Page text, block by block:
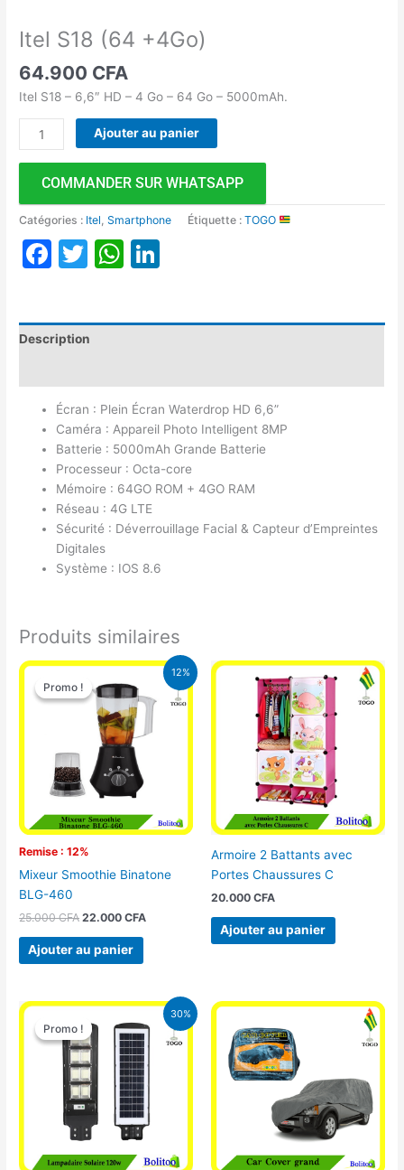
Itel S18 (64 +4Go)
64.900 CFA
Itel S18 – 6,6″ HD – 4 ​​Go – 64 Go – 5000mAh.
Ajouter au panier
COMMANDER SUR WHATSAPP
Catégories : Itel,Smartphone Étiquette :TOGO
Facebook
TwitterWhatsApp
Description
Écran : Plein Écran Waterdrop HD 6,6”
Caméra : Appareil Photo Intelligent 8MP
Batterie : 5000mAh Grande Batterie
Processeur : Octa-core
Mémoire : 64GO ROM + 4GO RAM
Réseau : 4G LTE
Sécurité : Déverrouillage Facial & Capteur d’Empreintes
Digitales
Système : IOS 8.6
Produits similaires
12%
Promo !
Remise : 12%
Promo !
Mixeur Smoothie Binatone
BLG-460
25.000CFA
Le
prix
initial
était :
25.000 CFA.
22.000CFA
Le
prix
actuel
est :
Ajouter au panier
Armoire 2 Battants avec
Portes Chaussures C
20.000 CFA
Ajouter au panier
30%
Promo !
Promo !
Le
prix
initial
était :
50.000 CFA.
Le
prix
actuel
est :
35.000 CFA.